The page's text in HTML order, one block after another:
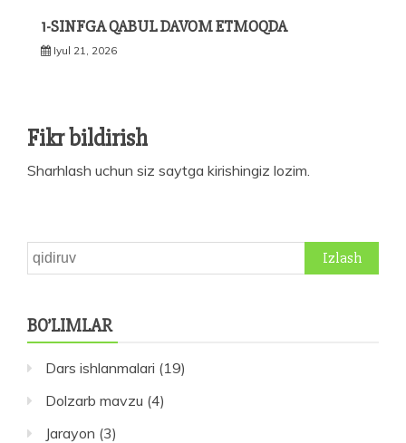
1-SINFGA QABUL DAVOM ETMOQDA
Iyul 21, 2026
Fikr bildirish
Sharhlash uchun siz saytga kirishingiz lozim.
Qidirshish:
BO’LIMLAR
Dars ishlanmalari (19)
Dolzarb mavzu (4)
Jarayon (3)